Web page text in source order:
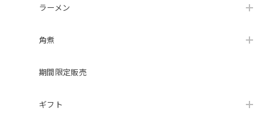
ラーメン
角煮
期間限定販売
ギフト